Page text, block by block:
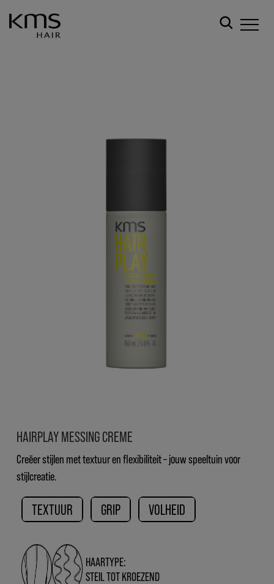
HAIRPLAY MESSING CREME
Creëer stijlen met textuur en flexibiliteit – jouw speeltuin voor
stijlcreatie.
TEXTUUR GRIP VOLHEID
HAARTYPE:
STEIL TOT KROEZEND